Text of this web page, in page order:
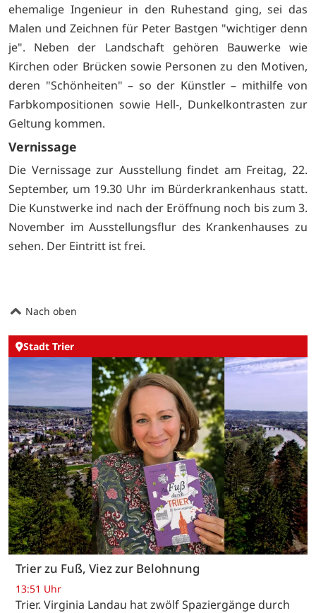
ehemalige Ingenieur in den Ruhestand ging, sei das
Malen und Zeichnen für Peter Bastgen "wichtiger denn
je". Neben der Landschaft gehören Bauwerke wie
Kirchen oder Brücken sowie Personen zu den Motiven,
deren "Schönheiten" – so der Künstler – mithilfe von
Farbkompositionen sowie Hell-, Dunkelkontrasten zur
Geltung kommen.
Vernissage
Die Vernissage zur Ausstellung findet am Freitag, 22.
September, um 19.30 Uhr im Bürderkrankenhaus statt.
Die Kunstwerke ind nach der Eröffnung noch bis zum 3.
November im Ausstellungsflur des Krankenhauses zu
sehen. Der Eintritt ist frei.
Nach oben
Stadt Trier
Trier zu Fuß, Viez zur Belohnung
13:51 Uhr
Trier. Virginia Landau hat zwölf Spaziergänge durch